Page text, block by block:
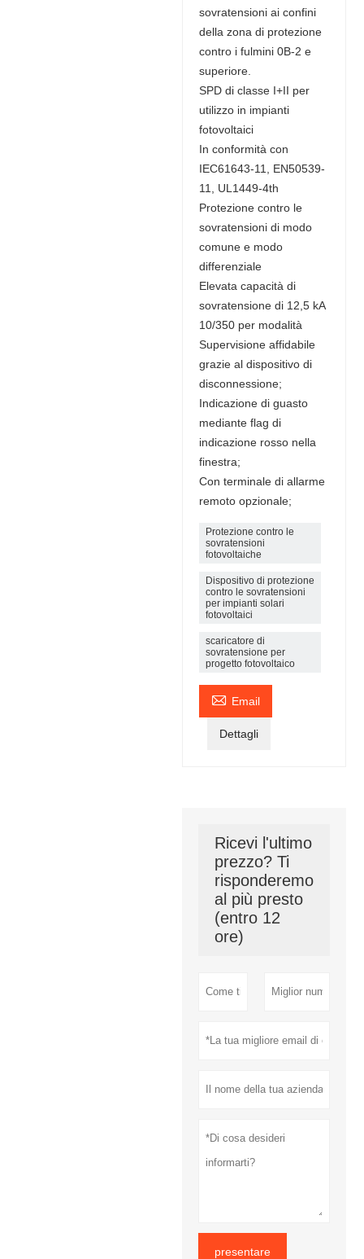
sovratensioni ai confini
della zona di protezione
contro i fulmini 0B-2 e
superiore.
SPD di classe I+II per
utilizzo in impianti
fotovoltaici
In conformità con
IEC61643-11, EN50539-
11, UL1449-4th
Protezione contro le
sovratensioni di modo
comune e modo
differenziale
Elevata capacità di
sovratensione di 12,5 kA
10/350 per modalità
Supervisione affidabile
grazie al dispositivo di
disconnessione;
Indicazione di guasto
mediante flag di
indicazione rosso nella
finestra;
Con terminale di allarme
remoto opzionale;
Protezione contro le
sovratensioni
fotovoltaiche
Dispositivo di protezione
contro le sovratensioni
per impianti solari
fotovoltaici
scaricatore di
sovratensione per
progetto fotovoltaico
 Email
Dettagli
Ricevi l'ultimo
prezzo? Ti
risponderemo
al più presto
(entro 12
ore)
presentare